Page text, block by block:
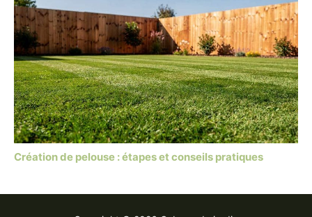
Création de pelouse : étapes et conseils pratiques